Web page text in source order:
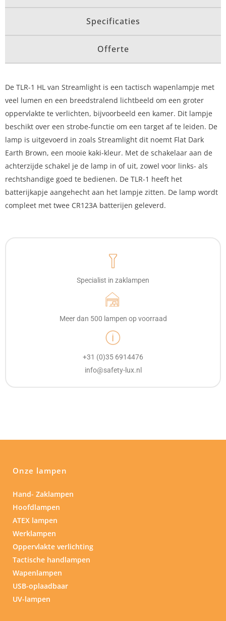
Specificaties
Offerte
De TLR-1 HL van Streamlight is een tactisch wapenlampje met
veel lumen en een breedstralend lichtbeeld om een groter
oppervlakte te verlichten, bijvoorbeeld een kamer. Dit lampje
beschikt over een strobe-functie om een target af te leiden. De
lamp is uitgevoerd in zoals Streamlight dit noemt Flat Dark
Earth Brown, een mooie kaki-kleur. Met de schakelaar aan de
achterzijde schakel je de lamp in of uit, zowel voor links- als
rechtshandige goed te bedienen. De TLR-1 heeft het
batterijkapje aangehecht aan het lampje zitten. De lamp wordt
compleet met twee CR123A batterijen geleverd.
Specialist in zaklampen
Meer dan 500 lampen op voorraad
+31 (0)35 6914476
info@safety-lux.nl
Onze lampen
Hand- Zaklampen
Hoofdlampen
ATEX lampen
Werklampen
Oppervlakte verlichting
Tactische handlampen
Wapenlampen
USB-oplaadbaar
UV-lampen